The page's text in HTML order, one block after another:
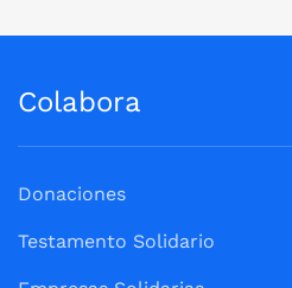
Colabora
Donaciones
Testamento Solidario